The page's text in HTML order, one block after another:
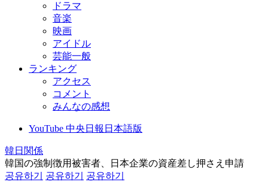
ドラマ
音楽
映画
アイドル
芸能一般
ランキング
アクセス
コメント
みんなの感想
YouTube 中央日報日本語版
韓日関係
韓国の強制徴用被害者、日本企業の資産差し押さえ申請
공유하기
공유하기
공유하기